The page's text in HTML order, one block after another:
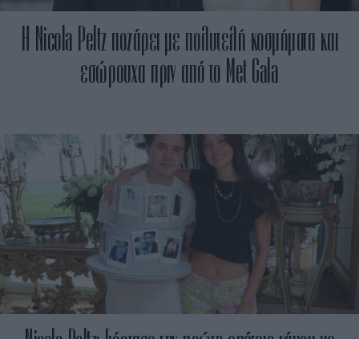
Η Nicola Peltz ποζάρει με πολυτελή κοσμήματα και
εσώρουχα πριν από το Met Gala